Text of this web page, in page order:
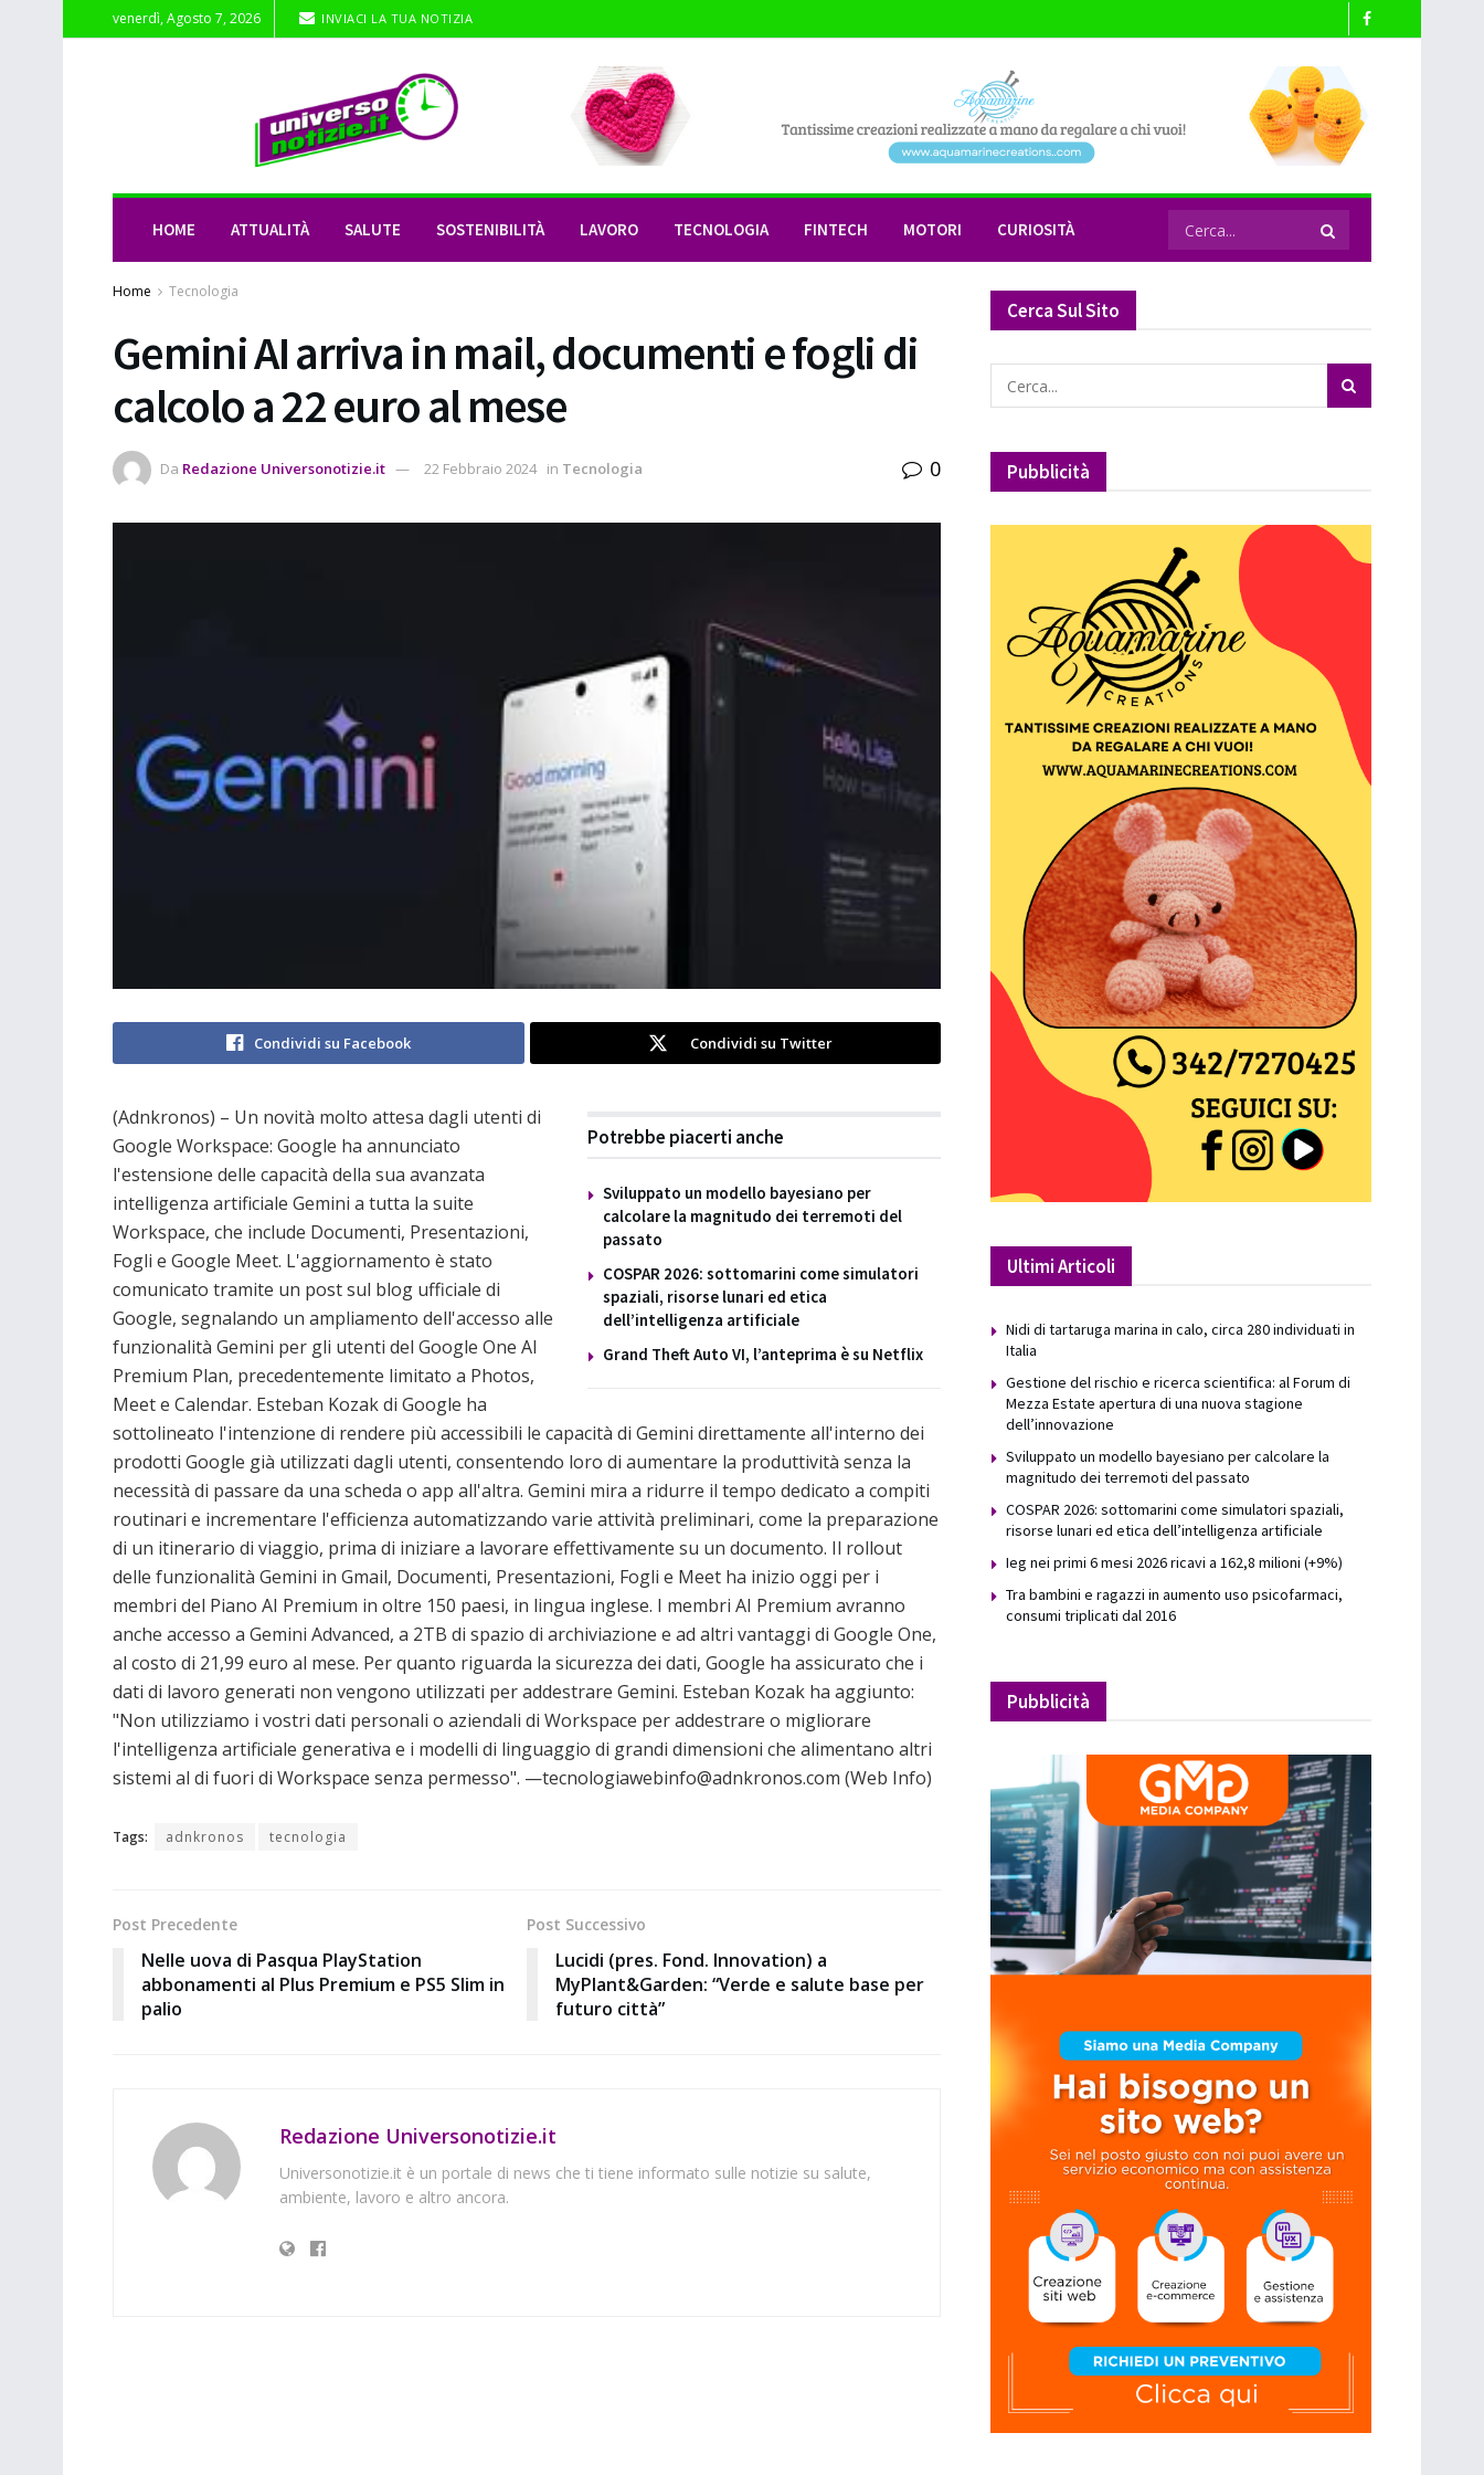
venerdì, Agosto 7, 2026 INVIACI LA TUA NOTIZIA
HOME ATTUALITÀ SALUTE SOSTENIBILITÀ LAVORO TECNOLOGIA FINTECH MOTORI CURIOSITÀ
Home Tecnologia
Gemini AI arriva in mail, documenti e fogli di
calcolo a 22 euro al mese
Da Redazione Universonotizie.it 22 Febbraio 2024 in Tecnologia 0
Condividi su Facebook Condividi su Twitter
Potrebbe piacerti anche
Sviluppato un modello bayesiano per
calcolare la magnitudo dei terremoti del
passato
COSPAR 2026: sottomarini come simulatori
spaziali, risorse lunari ed etica
dell’intelligenza artificiale
Grand Theft Auto VI, l’anteprima è su Netflix
(Adnkronos) – Un novità molto attesa dagli utenti di
Google Workspace: Google ha annunciato
l'estensione delle capacità della sua avanzata
intelligenza artificiale Gemini a tutta la suite
Workspace, che include Documenti, Presentazioni,
Fogli e Google Meet. L'aggiornamento è stato
comunicato tramite un post sul blog ufficiale di
Google, segnalando un ampliamento dell'accesso alle
funzionalità Gemini per gli utenti del Google One AI
Premium Plan, precedentemente limitato a Photos,
Meet e Calendar. Esteban Kozak di Google ha
sottolineato l'intenzione di rendere più accessibili le capacità di Gemini direttamente all'interno dei
prodotti Google già utilizzati dagli utenti, consentendo loro di aumentare la produttività senza la
necessità di passare da una scheda o app all'altra. Gemini mira a ridurre il tempo dedicato a compiti
routinari e incrementare l'efficienza automatizzando varie attività preliminari, come la preparazione
di un itinerario di viaggio, prima di iniziare a lavorare effettivamente su un documento. Il rollout
delle funzionalità Gemini in Gmail, Documenti, Presentazioni, Fogli e Meet ha inizio oggi per i
membri del Piano AI Premium in oltre 150 paesi, in lingua inglese. I membri AI Premium avranno
anche accesso a Gemini Advanced, a 2TB di spazio di archiviazione e ad altri vantaggi di Google One,
al costo di 21,99 euro al mese. Per quanto riguarda la sicurezza dei dati, Google ha assicurato che i
dati di lavoro generati non vengono utilizzati per addestrare Gemini. Esteban Kozak ha aggiunto:
"Non utilizziamo i vostri dati personali o aziendali di Workspace per addestrare o migliorare
l'intelligenza artificiale generativa e i modelli di linguaggio di grandi dimensioni che alimentano altri
sistemi al di fuori di Workspace senza permesso". —tecnologiawebinfo@adnkronos.com (Web Info)
Tags: adnkronos tecnologia
Post Precedente
Nelle uova di Pasqua PlayStation
abbonamenti al Plus Premium e PS5 Slim in
palio
Post Successivo
Lucidi (pres. Fond. Innovation) a
MyPlant&Garden: “Verde e salute base per
futuro città”
Redazione Universonotizie.it
Universonotizie.it è un portale di news che ti tiene informato sulle notizie su salute,
ambiente, lavoro e altro ancora.
Cerca Sul Sito
Pubblicità
Ultimi Articoli
Nidi di tartaruga marina in calo, circa 280 individuati in
Italia
Gestione del rischio e ricerca scientifica: al Forum di
Mezza Estate apertura di una nuova stagione
dell’innovazione
Sviluppato un modello bayesiano per calcolare la
magnitudo dei terremoti del passato
COSPAR 2026: sottomarini come simulatori spaziali,
risorse lunari ed etica dell’intelligenza artificiale
Ieg nei primi 6 mesi 2026 ricavi a 162,8 milioni (+9%)
Tra bambini e ragazzi in aumento uso psicofarmaci,
consumi triplicati dal 2016
Pubblicità